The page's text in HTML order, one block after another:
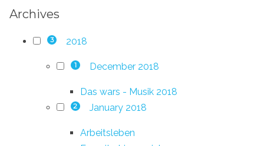
Archives
3 2018
1 December 2018
Das wars - Musik 2018
2 January 2018
Arbeitsleben